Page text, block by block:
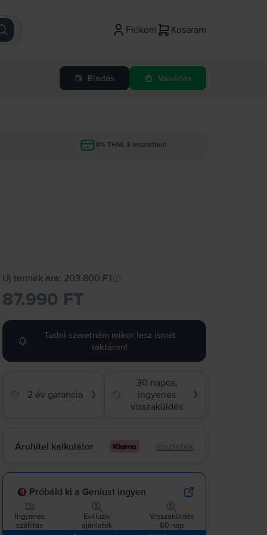
Fiókom Kosaram
Eladás Vásárlás
0% THM, 3 részletben
Új termék ára: 203.800 FT
87.990 FT
Tudni szeretném mikor lesz ismét
raktáron!
2 év garancia ❯
30 napos,
ingyenes
visszaküldés
❯
Áruhitel kalkulátor részletek
Próbáld ki a Geniust ingyen
Ingyenes
szállítás
Exkluzív
ajánlatok
Visszaküldés
60 nap